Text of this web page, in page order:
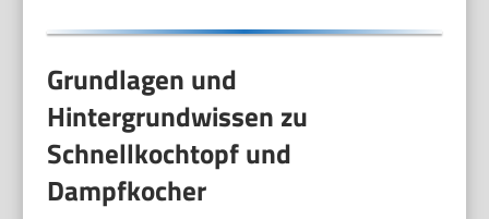
Grundlagen und
Hintergrundwissen zu
Schnellkochtopf und
Dampfkocher